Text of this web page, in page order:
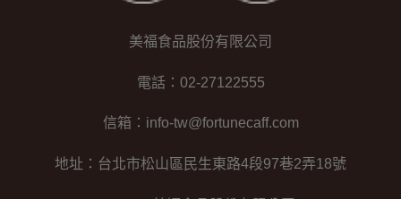
美福食品股份有限公司
電話：02-27122555
信箱：info-tw@fortunecaff.com
地址：台北市松山區民生東路4段97巷2弄18號